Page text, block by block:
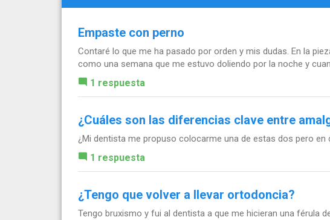
Empaste con perno
Contaré lo que me ha pasado por orden y mis dudas. En la
como una semana que me estuvo doliendo por la noche y
1 respuesta
¿Cuáles son las diferencias clave entre
¿Mi dentista me propuso colocarme una de estas dos pero
1 respuesta
¿Tengo que volver a llevar ortodoncia?
Tengo bruxismo y fui al dentista a que me hicieran una férula